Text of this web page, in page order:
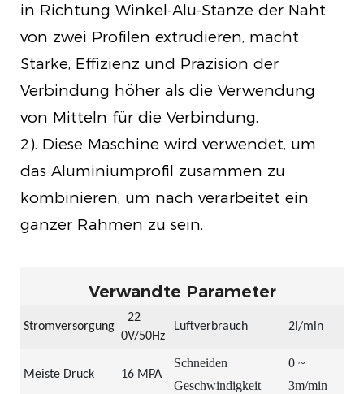
in Richtung Winkel-Alu-Stanze der Naht
von zwei Profilen extrudieren, macht
Stärke, Effizienz und Präzision der
Verbindung höher als die Verwendung
von Mitteln für die Verbindung.
2). Diese Maschine wird verwendet, um
das Aluminiumprofil zusammen zu
kombinieren, um nach verarbeitet ein
ganzer Rahmen zu sein.
Verwandte Parameter
Stromversorgung
22
0V/50Hz
Luftverbrauch 2l/min
Meiste Druck 16 MPA
Schneiden
Geschwindigkeit
0 ~
3m/min